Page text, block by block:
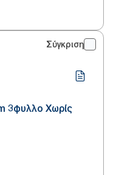
Σύγκριση
3φυλλο Χωρίς